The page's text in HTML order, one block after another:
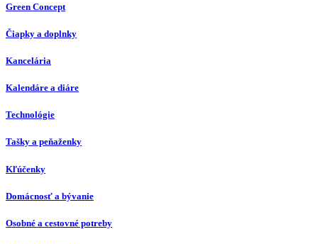
Green Concept
Čiapky a doplnky
Kancelária
Kalendáre a diáre
Technológie
Tašky a peňaženky
Kľúčenky
Domácnosť a bývanie
Osobné a cestovné potreby